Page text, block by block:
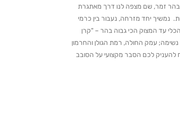
בהר זמר, שם מצפה לנו דרך מאתגרת
נמשיך יחד מזרחה, נעבור בין כרמי
הכלי עד המצוק הכי גבוה בהר – "קרן
נשימה; עמק החולה, רמת הגולן והחרמון
להעניק לכם הסבר מקצועי על הסובב